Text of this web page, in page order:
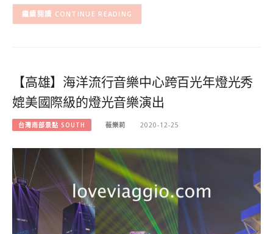
CONTINUE READING
【高雄】海洋流行音樂中心跨百光年燈光秀
媲美國際級的燈光音樂演出
台灣南部景點 SOUTH 薇樂莉 2020-12-25